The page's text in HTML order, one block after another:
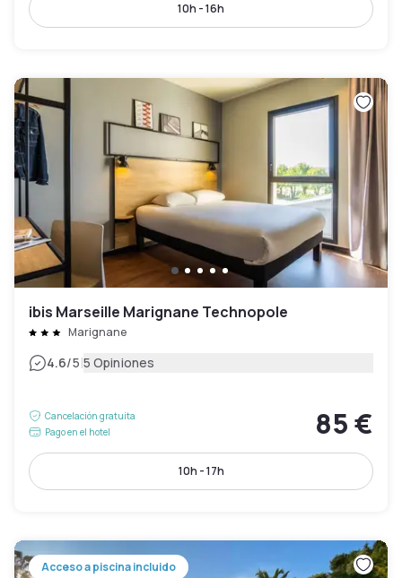
10h - 16h
ibis Marseille Marignane Technopole
Marignane
4.6/5|5 Opiniones
Cancelación gratuita
Pago en el hotel
85 €
10h - 17h
Acceso a piscina incluido